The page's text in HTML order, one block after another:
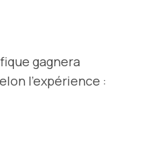
gagnera
l’expérience :